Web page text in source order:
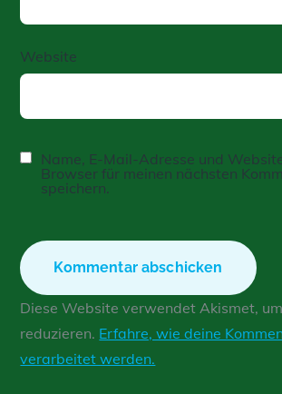
Website
Name, E-Mail-Adresse und
Browser für meinen nächsten
speichern.
Diese Website verwendet Akismet,
reduzieren. Erfahre, wie deine
verarbeitet werden.